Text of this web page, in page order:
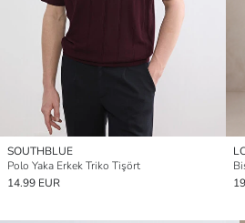
SOUTHBLUE
Polo Yaka Erkek Triko Tişört
14.99 EUR